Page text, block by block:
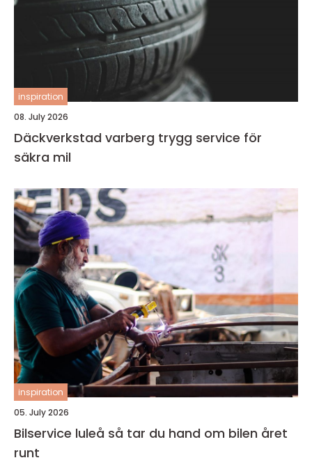
inspiration
08. July 2026
Däckverkstad varberg trygg service för
säkra mil
inspiration
05. July 2026
Bilservice luleå så tar du hand om bilen året
runt